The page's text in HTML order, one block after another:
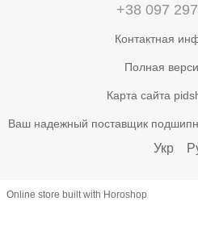
+38 097
Контактная
Полная
Карта сайта
Ваш надежный поставщик
Укр
Online store built with Horoshop